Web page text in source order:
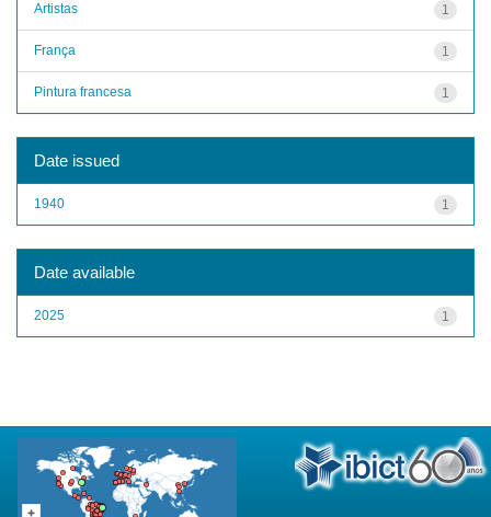
1
Artistas
1
França
1
Pintura francesa
Date issued
1
1940
Date available
1
2025